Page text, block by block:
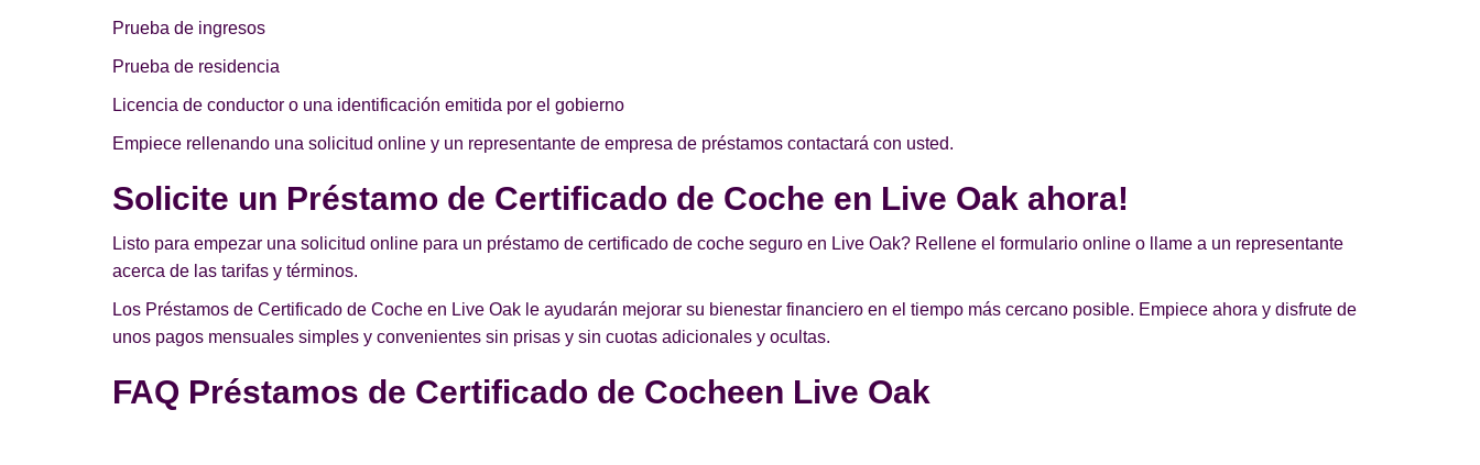
Prueba de ingresos
Prueba de residencia
Licencia de conductor o una identificación emitida por el gobierno
Empiece rellenando una solicitud online y un representante de empresa de préstamos contactará con usted.
Solicite un Préstamo de Certificado de Coche en Live Oak ahora!
Listo para empezar una solicitud online para un préstamo de certificado de coche seguro en Live Oak? Rellene el formulario online o llame a un representante
acerca de las tarifas y términos.
Los Préstamos de Certificado de Coche en Live Oak le ayudarán mejorar su bienestar financiero en el tiempo más cercano posible. Empiece ahora y disfrute de
unos pagos mensuales simples y convenientes sin prisas y sin cuotas adicionales y ocultas.
FAQ Préstamos de Certificado de Cocheen Live Oak